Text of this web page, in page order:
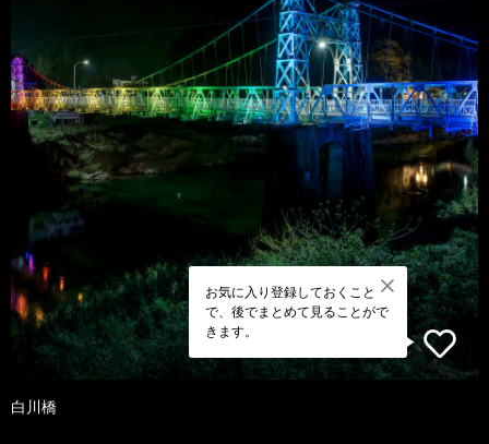
お気に入り登録しておくこと
で、後でまとめて見ることがで
きます。
白川橋